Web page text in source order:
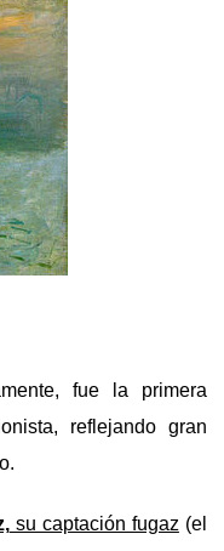
fue la primera
reflejando gran
su captación fugaz (el